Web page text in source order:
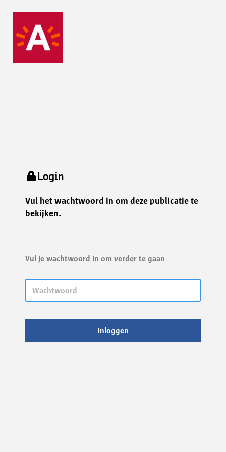
Login
Vul het wachtwoord in om deze publicatie te
bekijken.
Vul je wachtwoord in om verder te gaan